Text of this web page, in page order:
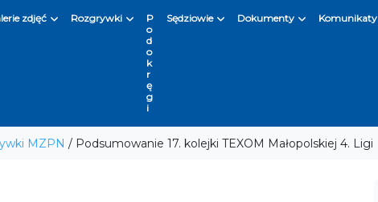
zdjęć Rozgrywki
P
o
d
o
k
r
ę
g
i
Sędziowie Dokumenty Komunikaty
MZPN / Podsumowanie 17. kolejki TEXOM Małopolskiej 4. Ligi